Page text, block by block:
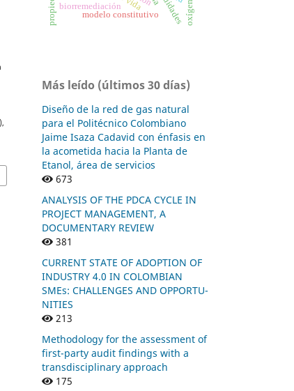
modelo constitutivo
biorremediación
Más leído (últimos 30 días)
Diseño de la red de gas natural
para el Politécnico Colombiano
Jaime Isaza Cadavid con énfasis en
la acometida hacia la Planta de
Etanol, área de servicios
673
ANALYSIS OF THE PDCA CYCLE IN
PROJECT MANAGEMENT, A
DOCUMENTARY REVIEW
381
CURRENT STATE OF ADOPTION OF
INDUSTRY 4.0 IN COLOMBIAN
SMEs: CHALLENGES AND OPPORTU-
NITIES
213
Methodology for the assessment of
first-party audit findings with a
transdisciplinary approach
175